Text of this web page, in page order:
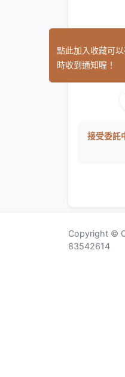
接受委託
Copyright ©
83542614
點此加入收藏可
時收到通知喔！